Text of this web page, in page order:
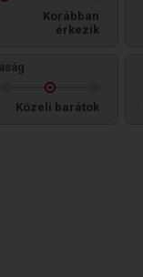
Korábban
érkezik
Közeli barátok